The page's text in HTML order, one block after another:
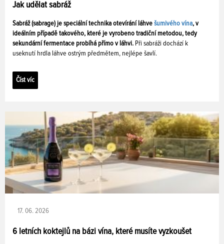
Jak udělat sabráž
Sabráž (sabrage) je speciální technika otevírání láhve šumivého vína, v
ideálním případě takového, které je vyrobeno tradiční metodou, tedy
sekundární fermentace probíhá přímo v láhvi. Při sabráži dochází k
useknutí hrdla láhve ostrým předmětem, nejlépe šavlí.
Číst víc
17. 06. 2026
6 letních koktejlů na bázi vína, které musíte vyzkoušet